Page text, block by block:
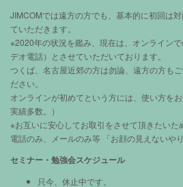
JIMCOMでは遠方の方でも、基本的に初回は
ていただきます。
※2020年の状況を鑑み、現在は、オンライン
デオ電話）とさせていただいております。
つくば、名古屋近郊の方は勿論、遠方の方も
ださい。
オンラインが初めてという方には、使い方を
実績多数。）
※お互いに安心してお取引をさせて頂きたいた
電話のみ、メールのみ等 「お顔の見えないや
セミナー・勉強会スケジュール
只今、休止中です。